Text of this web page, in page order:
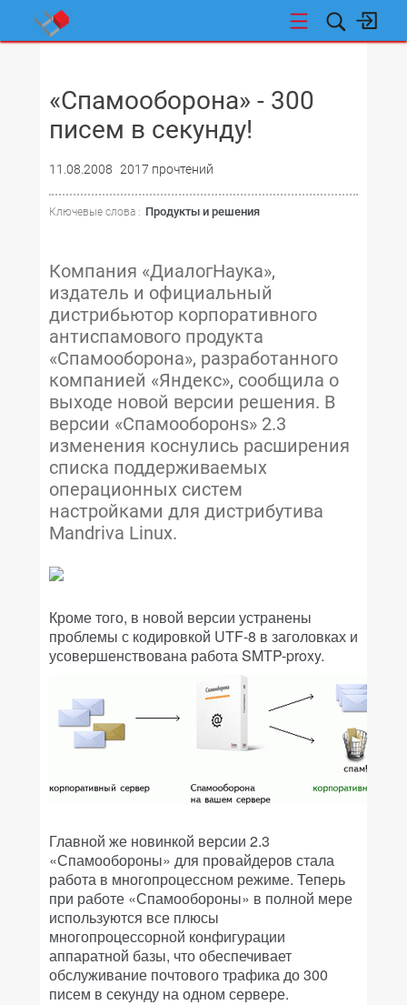
«Спамооборона» - 300
писем в секунду!
11.08.2008 2017 прочтений
Ключевые слова : Продукты и решения
Компания «ДиалогНаука»,
издатель и официальный
дистрибьютор корпоративного
антиспамового продукта
«Спамооборона», разработанного
компанией «Яндекс», сообщила о
выходе новой версии решения. В
версии «Спамооборонs» 2.3
изменения коснулись расширения
списка поддерживаемых
операционных систем
настройками для дистрибутива
Mandriva Linux.
Кроме того, в новой версии устранены
проблемы с кодировкой UTF-8 в заголовках и
усовершенствована работа SMTP-proxy.
Главной же новинкой версии 2.3
«Спамообороны» для провайдеров стала
работа в многопроцессном режиме. Теперь
при работе «Спамообороны» в полной мере
используются все плюсы
многопроцессорной конфигурации
аппаратной базы, что обеспечивает
обслуживание почтового трафика до 300
писем в секунду на одном сервере.